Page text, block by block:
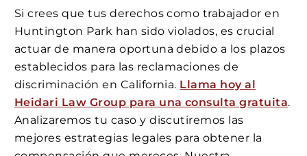
Si crees que tus derechos como trabajador en
Huntington Park han sido violados, es crucial
actuar de manera oportuna debido a los plazos
establecidos para las reclamaciones de
discriminación en California. Llama hoy al
Heidari Law Group para una consulta gratuita.
Analizaremos tu caso y discutiremos las
mejores estrategias legales para obtener la